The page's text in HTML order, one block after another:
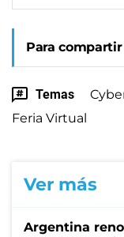
Para
Temas
Feria Virtual
Ver más
Argentina